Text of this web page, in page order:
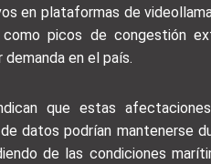
en plataformas de
picos de congestión
en el país.
que estas
datos podrían mantenerse
de las condiciones